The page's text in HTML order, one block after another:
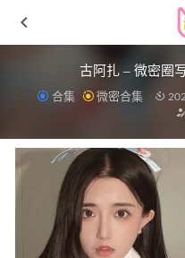
古阿扎 – 微密圈
合集 微密合集
[爱尤物]2023 NO.2767